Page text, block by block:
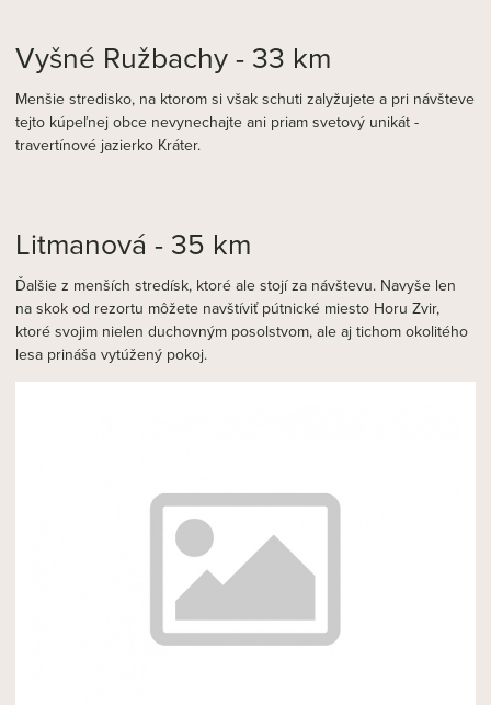
Vyšné Ružbachy - 33 km
Menšie stredisko, na ktorom si však schuti zalyžujete a pri návšteve
tejto kúpeľnej obce nevynechajte ani priam svetový unikát -
travertínové jazierko Kráter.
Litmanová - 35 km
Ďalšie z menších stredísk, ktoré ale stojí za návštevu. Navyše len
na skok od rezortu môžete navštíviť pútnické miesto Horu Zvir,
ktoré svojim nielen duchovným posolstvom, ale aj tichom okolitého
lesa prináša vytúžený pokoj.